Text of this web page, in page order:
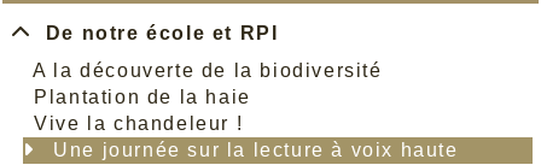
De notre école et RPI
A la découverte de la biodiversité
Plantation de la haie
Vive la chandeleur !
Une journée sur la lecture à voix haute